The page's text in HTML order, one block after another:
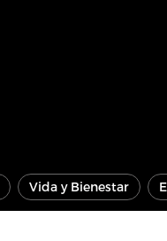
Vida y Bienestar